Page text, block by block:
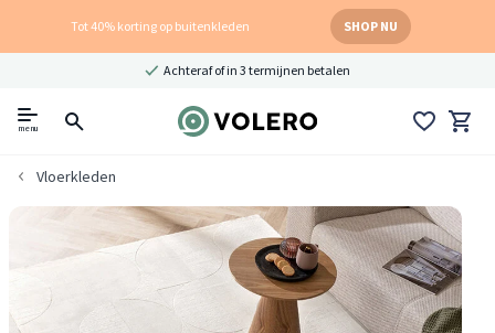
Tot 40% korting op buitenkleden SHOP NU
Achteraf of in 3 termijnen betalen
menu
Vloerkleden